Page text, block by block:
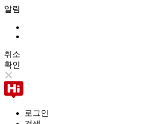
알림
취소
확인
로그인